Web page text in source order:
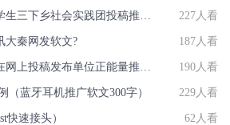
[营销技巧]还在为大学生三下乡社会实践团投稿推广发愁吗?智慧软文喊你来投稿... 227人看
大秦网发软文? 187人看
[营销技巧]铁警怎么在网上投稿发布单位正能量推广稿件？ 190人看
（蓝牙耳机推广软文300字） 229人看
快速接头） 62人看